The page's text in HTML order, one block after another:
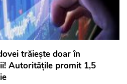
trăiește doar în
Autoritățile promit 1,5